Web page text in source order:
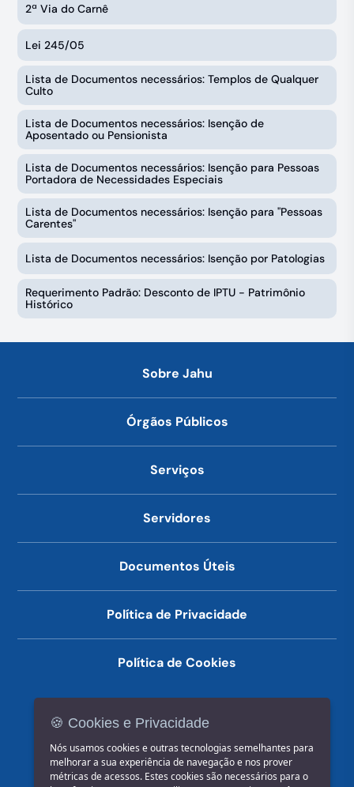
2ª Via do Carnê
Lei 245/05
Lista de Documentos necessários: Templos de Qualquer
Culto
Lista de Documentos necessários: Isenção de
Aposentado ou Pensionista
Lista de Documentos necessários: Isenção para Pessoas
Portadora de Necessidades Especiais
Lista de Documentos necessários: Isenção para "Pessoas
Carentes"
Lista de Documentos necessários: Isenção por Patologias
Requerimento Padrão: Desconto de IPTU - Patrimônio
Histórico
Sobre Jahu
Órgãos Públicos
Serviços
Servidores
Documentos Úteis
Política de Privacidade
Política de Cookies
🍪 Cookies e Privacidade
Nós usamos cookies e outras tecnologias semelhantes para
melhorar a sua experiência de navegação e nos prover
métricas de acessos. Estes cookies são necessários para o